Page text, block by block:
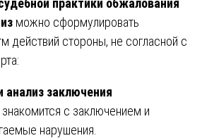
практики обжалования
можно сформулировать
действий стороны, не согласной с
анализ заключения
с заключением и
нарушения.